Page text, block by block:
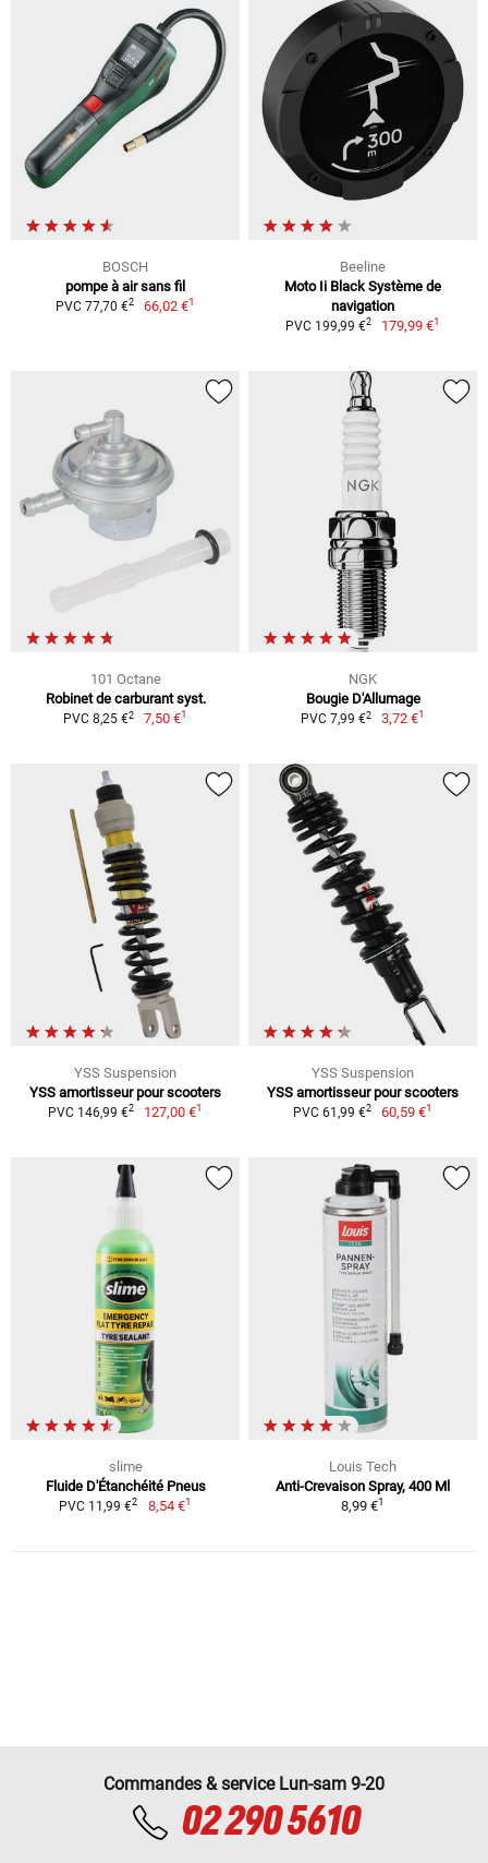
BOSCH
pompe à air sans fil
PVC 77,70 €2 66,02 €1
Beeline
Moto Ii Black Système de
navigation
PVC 199,99 €2 179,99 €1
101 Octane
Robinet de carburant syst.
PVC 8,25 €2 7,50 €1
NGK
Bougie D'Allumage
PVC 7,99 €2 3,72 €1
YSS Suspension
YSS amortisseur pour scooters
PVC 146,99 €2 127,00 €1
YSS Suspension
YSS amortisseur pour scooters
PVC 61,99 €2 60,59 €1
slime
Fluide D'Étanchéité Pneus
PVC 11,99 €2 8,54 €1
Louis Tech
Anti-Crevaison Spray, 400 Ml
8,99 €1
Commandes & service Lun-sam 9-20
02 290 5610